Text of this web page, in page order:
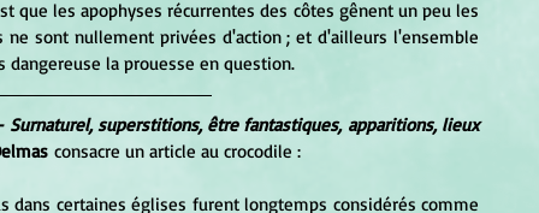
que les apophyses récurrentes des côtes gênent un peu les
sont nullement privées d'action ; et d'ailleurs l'ensemble
dangereuse la prouesse en question.
superstitions, être fantastiques, apparitions, lieux
consacre un article au crocodile :
dans certaines églises furent longtemps considérés comme